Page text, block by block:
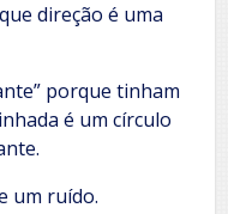
direção é uma
porque tinham
é um círculo
um ruído.